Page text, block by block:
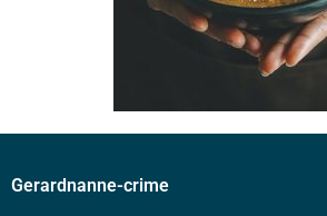
Gerardnanne-crime